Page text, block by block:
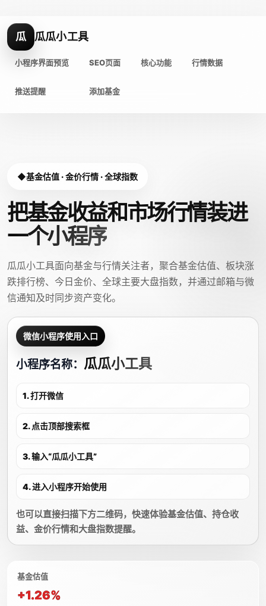
瓜 瓜瓜小工具
小程序界面预览 SEO页面 核心功能 行情数据
推送提醒 添加基金
基金估值 · 金价行情 · 全球指数
把基金收益和市场行情装进
一个小程序
瓜瓜小工具面向基金与行情关注者，聚合基金估值、板块涨
跌排行榜、今日金价、全球主要大盘指数，并通过邮箱与微
信通知及时同步资产变化。
微信小程序使用入口
小程序名称： 瓜瓜小工具
1. 打开微信
2. 点击顶部搜索框
3. 输入“瓜瓜小工具”
4. 进入小程序开始使用
也可以直接扫描下方二维码，快速体验基金估值、持仓收
益、金价行情和大盘指数提醒。
基金估值
+1.26%